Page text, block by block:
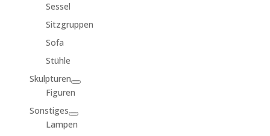
Sessel
Sitzgruppen
Sofa
Stühle
Skulpturen
Figuren
Sonstiges
Lampen